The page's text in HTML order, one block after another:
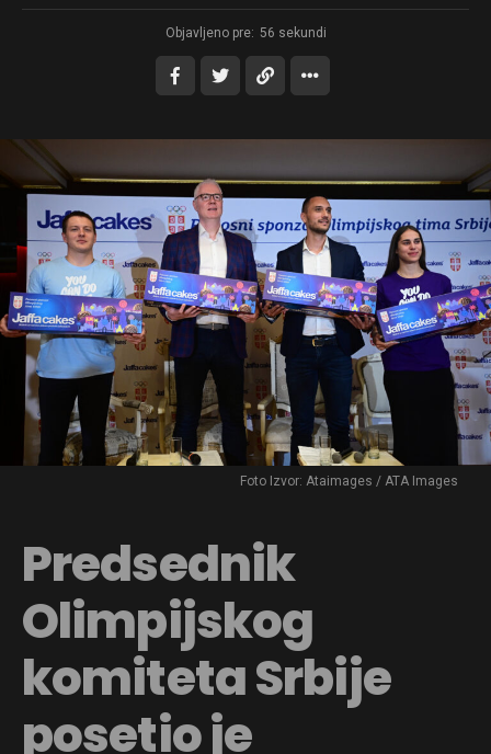
Objavljeno pre: 56 sekundi
Foto Izvor: Ataimages / ATA Images
Predsednik
Olimpijskog
komiteta Srbije
posetio je